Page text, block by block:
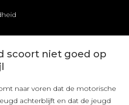
scoort niet goed op
naar voren dat de motorische
achterblijft en dat de jeugd